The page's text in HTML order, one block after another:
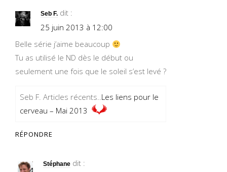
Seb F. dit :
25 juin 2013 à 12:00
Belle série j’aime beaucoup
Tu as utilisé le ND dès le début ou
seulement une fois que le soleil s’est levé ?
Seb F. Articles récents..Les liens pour le
cerveau – Mai 2013
RÉPONDRE
Stéphane dit :